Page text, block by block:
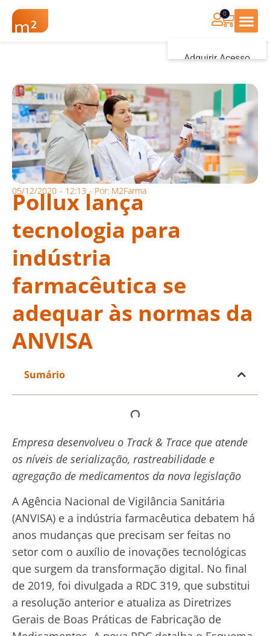
Adquirir Acesso
0
05/12/2020 - 12:13 - Por: M2Farma
Pollux lança
tecnologia para
indústria
farmacêutica se
adequar às normas da
ANVISA
Sumário
Empresa desenvolveu o Track & Trace que atende
os níveis de serialização, rastreabilidade e
agregação de medicamentos da nova legislação
A Agência Nacional de Vigilância Sanitária
(ANVISA) e a indústria farmacêutica debatem há
anos mudanças que precisam ser feitas no
setor com o auxílio de inovações tecnológicas
que surgem da transformação digital. No final
de 2019, foi divulgada a RDC 319, que substitui
a resolução anterior e atualiza as Diretrizes
Gerais de Boas Práticas de Fabricação de